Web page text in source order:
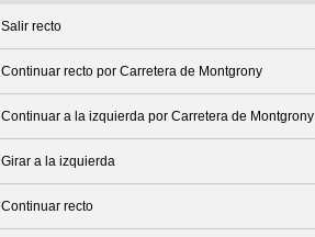
Salir recto
Continuar recto por Carretera de Montgrony
Continuar a la izquierda por Carretera de Montgrony
Girar a la izquierda
Continuar recto